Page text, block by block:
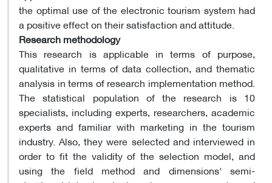
the optimal use of the electronic tourism system had
a positive effect on their satisfaction and attitude.
Research methodology
This research is applicable in terms of purpose,
qualitative in terms of data collection, and thematic
analysis in terms of research implementation method.
The statistical population of the research is 10
specialists, including experts, researchers, academic
experts and familiar with marketing in the tourism
industry. Also, they were selected and interviewed in
order to fit the validity of the selection model, and
using the field method and dimensions' semi-